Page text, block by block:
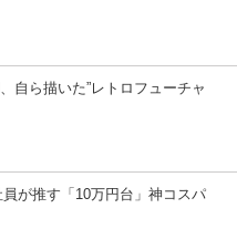
自ら描いた”レトロフューチャ
員が推す「10万円台」神コスパ